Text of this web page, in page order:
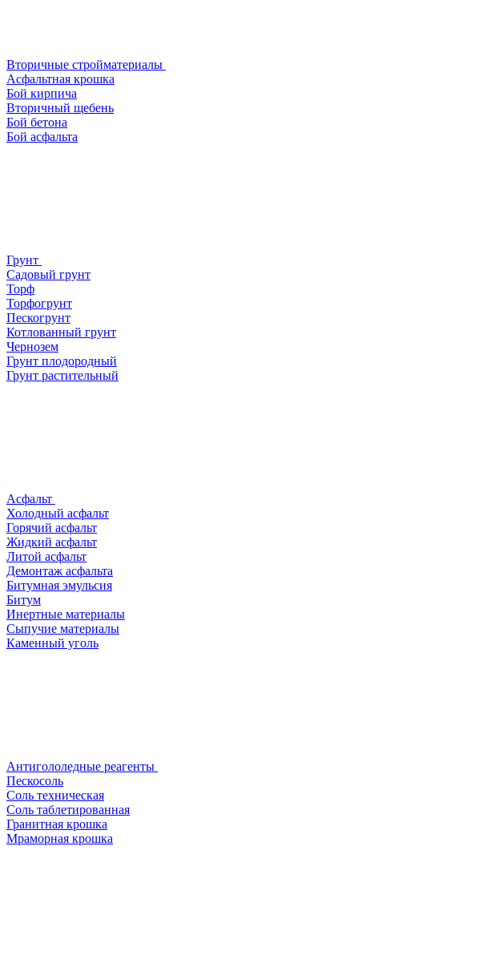
Вторичные стройматериалы
Асфальтная крошка
Бой кирпича
Вторичный щебень
Бой бетона
Бой асфальта
Грунт
Садовый грунт
Торф
Торфогрунт
Пескогрунт
Котлованный грунт
Чернозем
Грунт плодородный
Грунт растительный
Асфальт
Холодный асфальт
Горячий асфальт
Жидкий асфальт
Литой асфальт
Демонтаж асфальта
Битумная эмульсия
Битум
Инертные материалы
Сыпучие материалы
Каменный уголь
Антигололедные реагенты
Пескосоль
Соль техническая
Соль таблетированная
Гранитная крошка
Мраморная крошка